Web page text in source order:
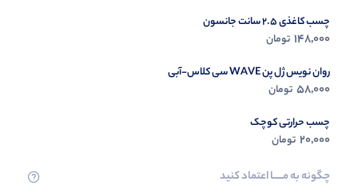
چسب کاغذی 2.5 سانت جانسون
148,000 تومان
روان نویس ژل پن WAVE سی کلاس-آبی
58,000 تومان
چسب حرارتی کوچک
20,000 تومان
چگونه به مــــــا اعتماد کنید